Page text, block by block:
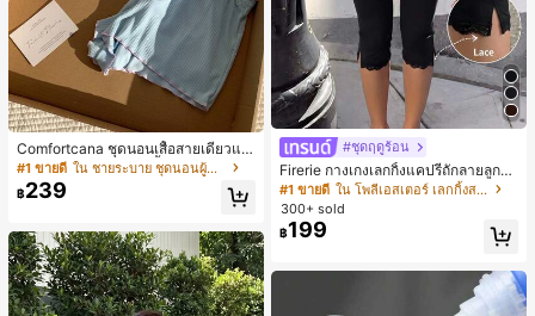
Comfortcana ชุดนอนเสื้อสายเดี่ยวแต่
งระบายและกางเกงขาสั้นสำหรับผู้หญิง
#1 ขายดี ใน ชายระบาย ชุดนอนผู้หญิง
฿239
#ชุดฤดูร้อน
Firerie กางเกงเลกกิ้งแคปรีถักลายลูกไม้
สีดำหรูหราสำหรับผู้หญิง อเนกประสงค์
สำหรับกีฬา แฟชั่น ชายหาด เทศกาลด
นตรี ฤดูร้อนแบบสบายๆ
#1 ขายดี
ใน โพลีเอสเตอร์ เลกกิ้งสตรี
300+ sold
฿199